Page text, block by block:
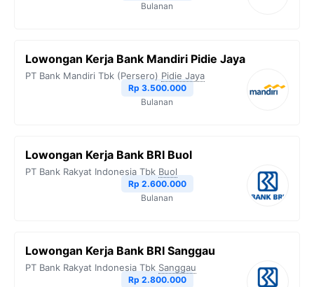
Bulanan
Lowongan Kerja Bank Mandiri Pidie Jaya
PT Bank Mandiri Tbk (Persero) Pidie Jaya
Rp 3.500.000
Bulanan
Lowongan Kerja Bank BRI Buol
PT Bank Rakyat Indonesia Tbk Buol
Rp 2.600.000
Bulanan
Lowongan Kerja Bank BRI Sanggau
PT Bank Rakyat Indonesia Tbk Sanggau
Rp 2.800.000